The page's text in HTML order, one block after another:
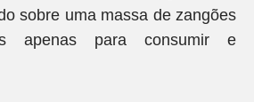
sobre uma massa de zangões
apenas para consumir e